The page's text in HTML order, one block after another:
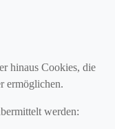
hinaus Cookies, die
ermöglichen.
werden: